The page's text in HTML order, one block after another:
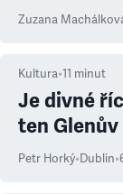
Zuzana
Kultura•11 minut
Je divné
ten
Petr Horký•Dublin•